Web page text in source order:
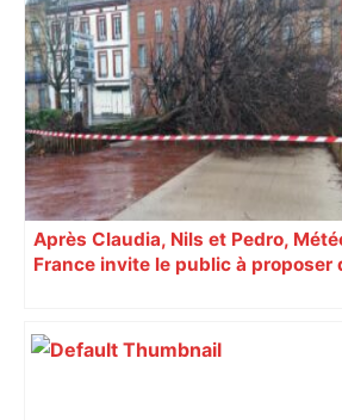
Un octogénaire est décédé ce
Toulouse après avoir sauté du
Catalans dans la Garonne –
ladepeche.fr
Après Claudia, Nils et Pedro,
France invite le public à proposer